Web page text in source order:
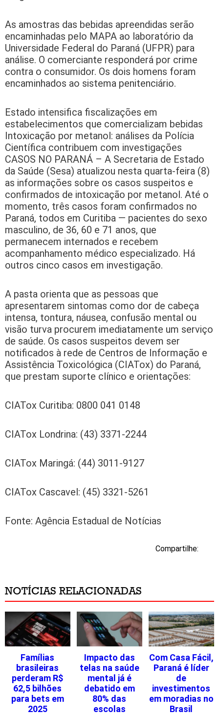
As amostras das bebidas apreendidas serão
encaminhadas pelo MAPA ao laboratório da
Universidade Federal do Paraná (UFPR) para
análise. O comerciante responderá por crime
contra o consumidor. Os dois homens foram
encaminhados ao sistema penitenciário.
Estado intensifica fiscalizações em
estabelecimentos que comercializam bebidas
Intoxicação por metanol: análises da Polícia
Científica contribuem com investigações
CASOS NO PARANÁ – A Secretaria de Estado
da Saúde (Sesa) atualizou nesta quarta-feira (8)
as informações sobre os casos suspeitos e
confirmados de intoxicação por metanol. Até o
momento, três casos foram confirmados no
Paraná, todos em Curitiba — pacientes do sexo
masculino, de 36, 60 e 71 anos, que
permanecem internados e recebem
acompanhamento médico especializado. Há
outros cinco casos em investigação.
A pasta orienta que as pessoas que
apresentarem sintomas como dor de cabeça
intensa, tontura, náusea, confusão mental ou
visão turva procurem imediatamente um serviço
de saúde. Os casos suspeitos devem ser
notificados à rede de Centros de Informação e
Assistência Toxicológica (CIATox) do Paraná,
que prestam suporte clínico e orientações:
CIATox Curitiba: 0800 041 0148
CIATox Londrina: (43) 3371-2244
CIATox Maringá: (44) 3011-9127
CIATox Cascavel: (45) 3321-5261
Fonte: Agência Estadual de Notícias
Compartilhe:
NOTÍCIAS RELACIONADAS
Famílias
brasileiras
perderam R$
62,5 bilhões
para bets em
2025
Impacto das
telas na saúde
mental já é
debatido em
80% das
escolas
Com Casa Fácil,
Paraná é líder
de
investimentos
em moradias no
Brasil